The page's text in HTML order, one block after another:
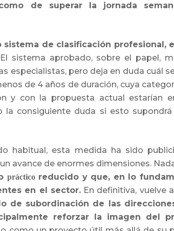
de superar la jornada
sistema de clasificación profesional,
El sistema aprobado, sobre el papel,
especialistas, pero deja en duda cuál
de 4 años de duración, cuya
y con la propuesta actual estarían
la consiguiente duda si esto
habitual, esta medida ha sido
avance de enormes dimensiones.
prácticoreducido y que, en lo
en el sector.En definitiva, vuelve
de subordinación de las
reforzar la imagen del